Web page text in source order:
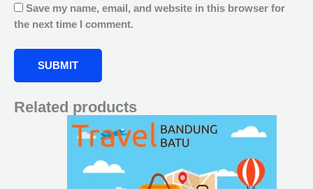
Save my name, email, and website in this browser for
the next time I comment.
Related products